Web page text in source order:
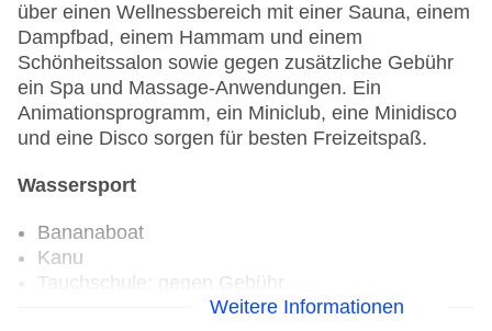
über einen Wellnessbereich mit einer Sauna, einem
Dampfbad, einem Hammam und einem
Schönheitssalon sowie gegen zusätzliche Gebühr
ein Spa und Massage-Anwendungen. Ein
Animationsprogramm, ein Miniclub, eine Minidisco
und eine Disco sorgen für besten Freizeitspaß.
Wassersport
Bananaboat
Kanu
Tauchschule: gegen Gebühr
Weitere Informationen